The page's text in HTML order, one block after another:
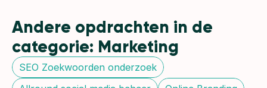
Andere opdrachten in de
categorie: Marketing
SEO Zoekwoorden onderzoek